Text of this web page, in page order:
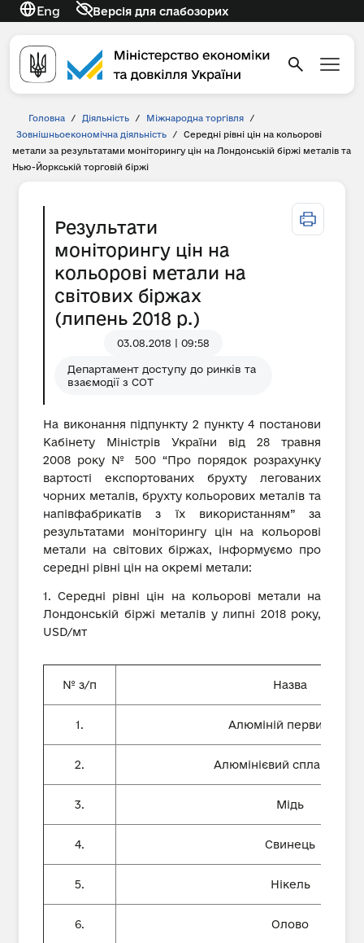
Eng Версія для слабозорих
Головна / Діяльність / Міжнародна торгівля
/
Зовнішньоекономічна діяльність
/
Середні рівні цін на кольорові
метали за результатами моніторингу цін на Лондонській біржі металів та
Нью-Йоркській торговій біржі
Результати
моніторингу цін на
кольорові метали на
світових біржах
(липень 2018 р.)
03.08.2018 | 09:58
Департамент доступу до ринків та
взаємодії з СОТ
На виконання підпункту 2 пункту 4 постанови
Кабінету Міністрів України від 28 травня
2008 року № 500 “Про порядок розрахунку
вартості експортованих брухту легованих
чорних металів, брухту кольорових металів та
напівфабрикатів з їх використанням” за
результатами моніторингу цін на кольорові
метали на світових біржах, інформуємо про
середні рівні цін на окремі метали:
1. Середні рівні цін на кольорові метали на
Лондонській біржі металів у липні 2018 року,
USD/мт
№ з/п Назва
1. Алюміній первинний
2. Алюмінієвий сплав
3. Мідь
4. Свинець
5. Нікель
6. Олово